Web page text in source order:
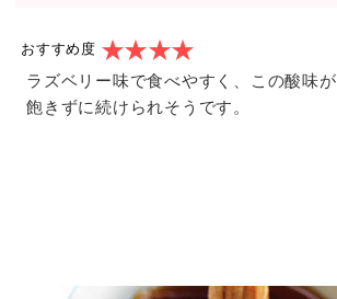
おすすめ度
ラズベリー味で食べやすく、この酸味が
飽きずに続けられそうです。